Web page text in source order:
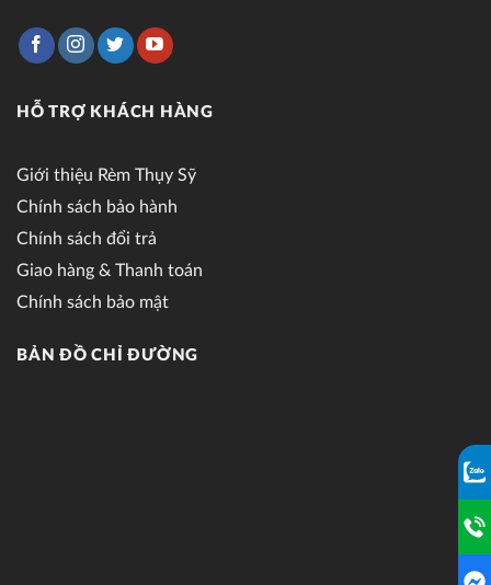
HỖ TRỢ KHÁCH HÀNG
Giới thiệu Rèm Thụy Sỹ
Chính sách bảo hành
Chính sách đổi trả
Giao hàng & Thanh toán
Chính sách bảo mật
BẢN ĐỒ CHỈ ĐƯỜNG